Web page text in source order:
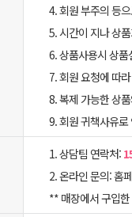
4. 회원 부주의 등
5. 시간이 지나 상
6. 상품사용시 상
7. 회원 요청에 따
8. 복제 가능한 상
9. 회원 귀책사유
1. 상담팀 연락처:
2. 온라인 문의: 홈
** 매장에서 구입